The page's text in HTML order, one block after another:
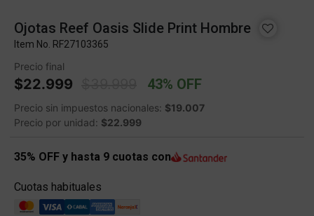
Ojotas Reef Oasis Slide Print Hombre
Item No. RF27103365
Precio final
$22.999 Price reduced from
43% OFF
Precio sin impuestos nacionales: $19.007
Precio por unidad: $22.999
35% OFF y hasta 9 cuotas con
Cuotas habituales